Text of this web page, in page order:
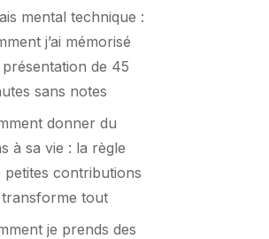
mental technique :
j’ai mémorisé
présentation de 45
sans notes
donner du
à sa vie : la règle
petites contributions
tout
je prends des